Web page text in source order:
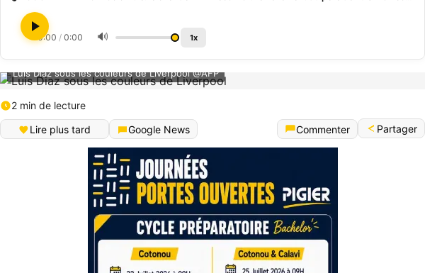
0:00 / 0:00 🔊 1x
Luis Diaz sous les couleurs de Liverpool @AFP
2 min de lecture
Lire plus tard
Google News Commenter Partager